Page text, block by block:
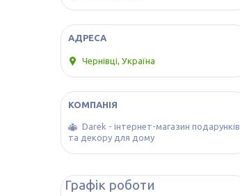
Чернівці, Україна
Darek - інтернет-магазин подарунків
та декору для дому
Графік роботи